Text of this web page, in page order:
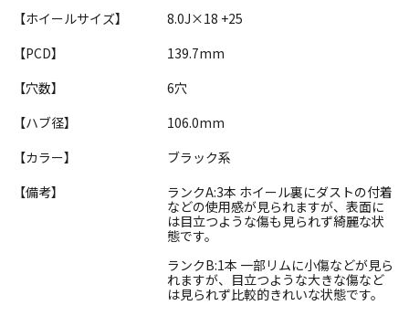
【ホイールサイズ】
8.0J×18 +25
【PCD】
139.7mm
【穴数】
6穴
【ハブ径】
106.0mm
【カラー】
ブラック系
【備考】
ランクA:3本 ホイール裏にダストの付着
などの使用感が見られますが、表面に
は目立つような傷も見られず綺麗な状
態です。
ランクB:1本 一部リムに小傷などが見ら
れますが、目立つような大きな傷など
は見られず比較的きれいな状態です。